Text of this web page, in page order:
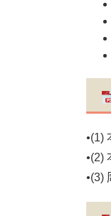
•(1)
•(2)
•(3)